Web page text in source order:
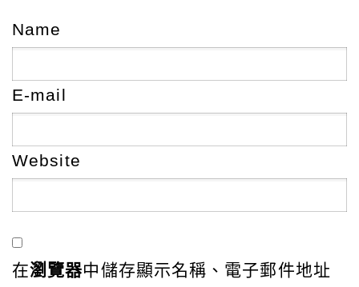
Name
E-mail
Website
在瀏覽器中儲存顯示名稱、電子郵件地址